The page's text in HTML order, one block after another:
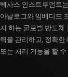
텍사스 인스트루먼트
아날로그와 임베디드
지 하는 글로벌 반도체
력을 관리하고, 정확한
또는 처리 기능을 할